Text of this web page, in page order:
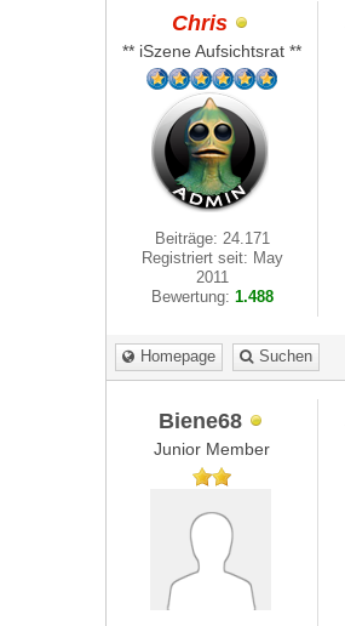
Chris
** iSzene Aufsichtsrat **
Beiträge: 24.171
Registriert seit: May
2011
Bewertung: 1.488
Homepage Suchen
Biene68
Junior Member